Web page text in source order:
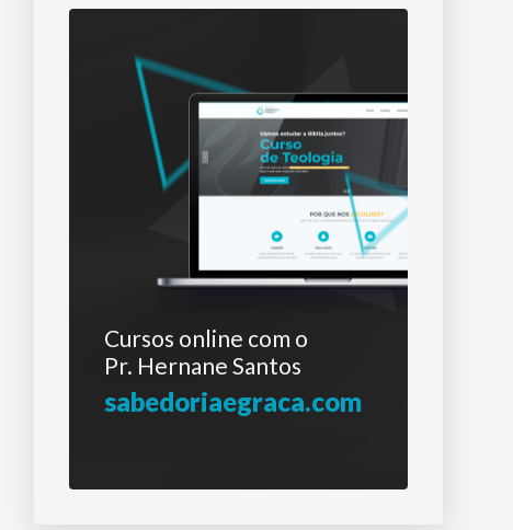
Cursos online com o
Pr. Hernane Santos
sabedoriaegraca.com